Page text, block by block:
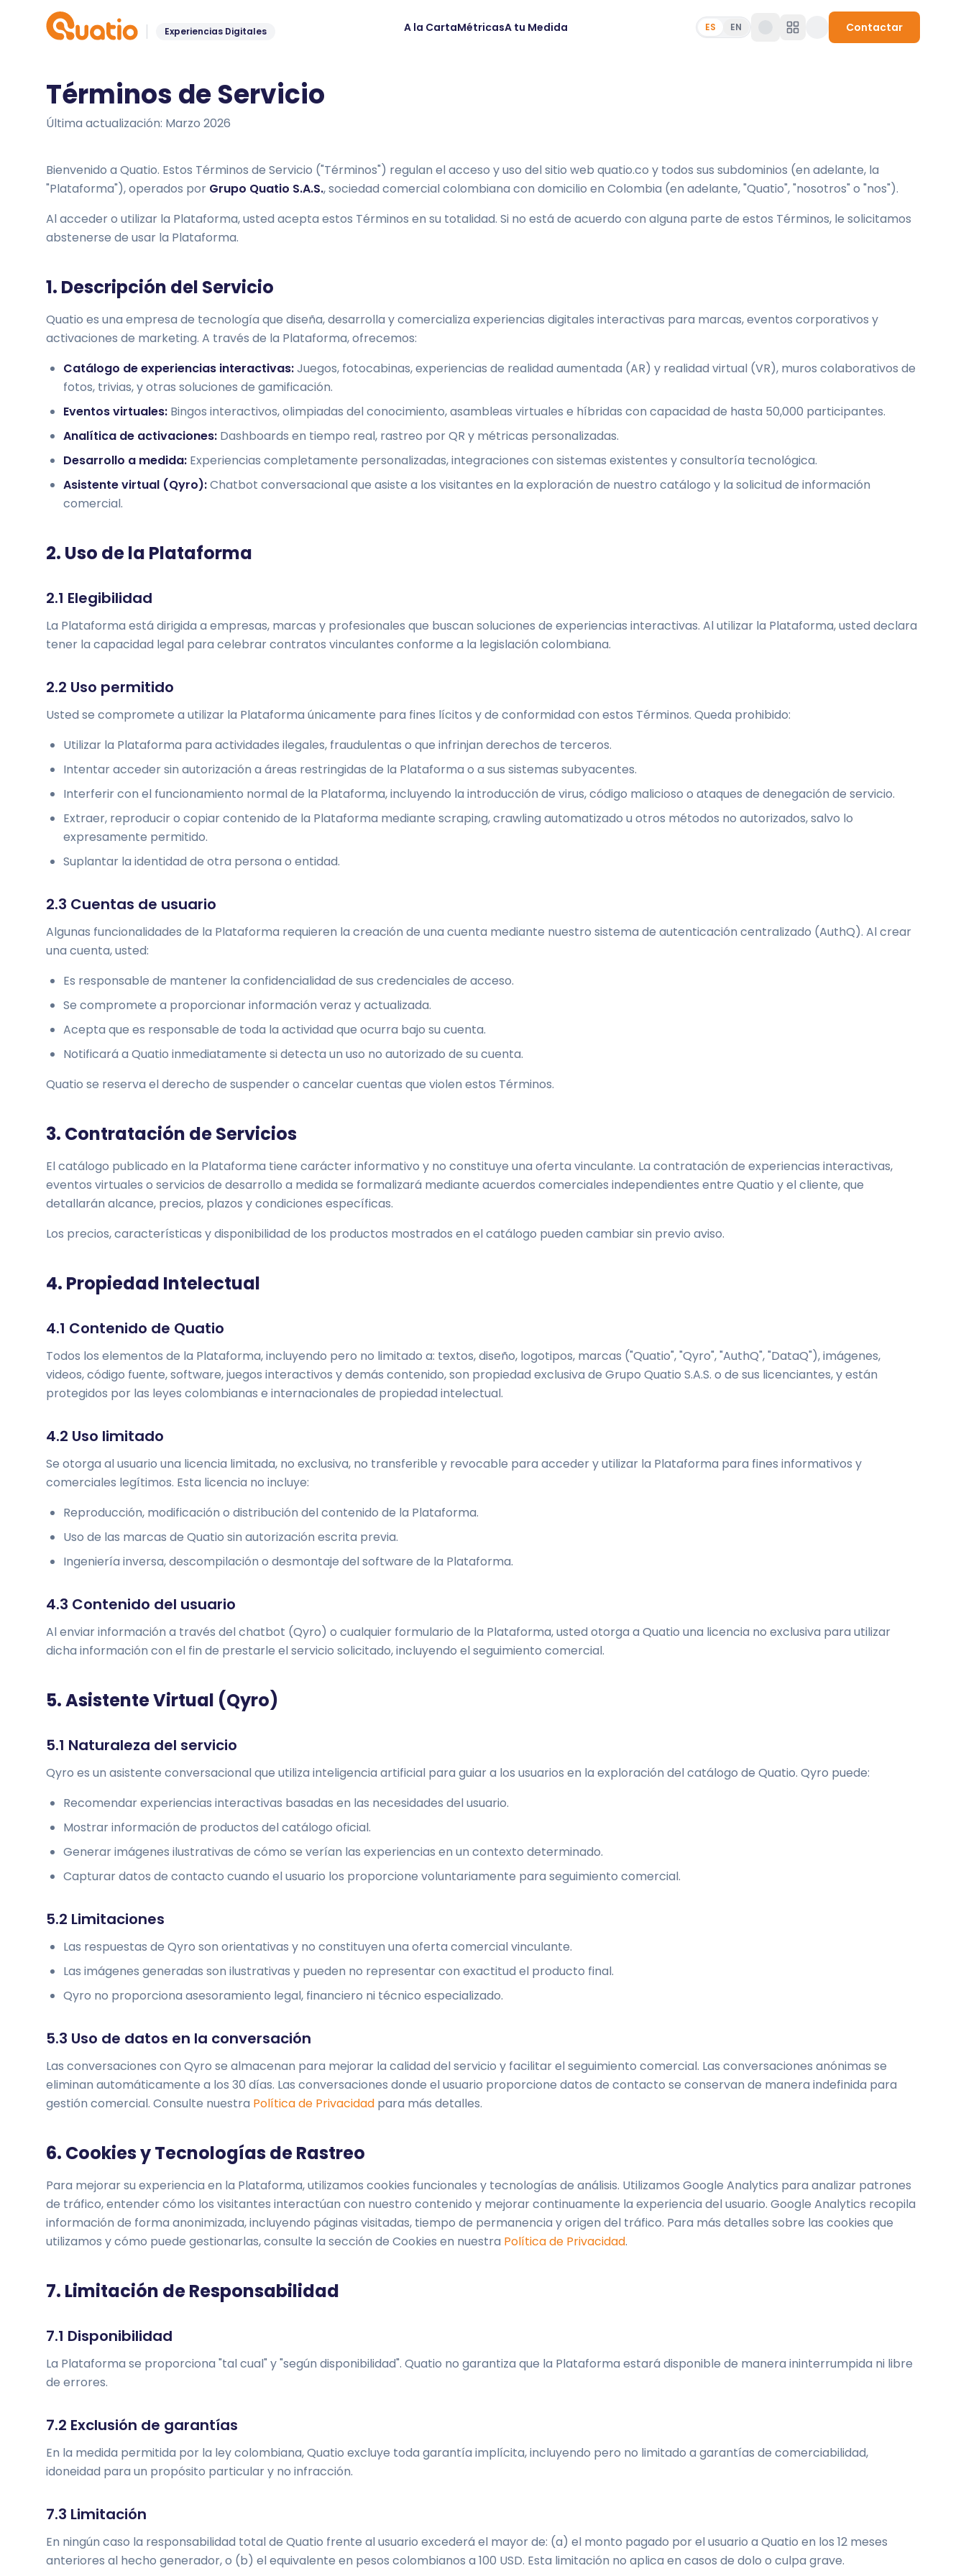
Experiencias Digitales A la CartaMétricasA tu Medida ES EN Contactar
Términos de Servicio
Última actualización: Marzo 2026
Bienvenido a Quatio. Estos Términos de Servicio ("Términos") regulan el acceso y uso del sitio web quatio.co y todos sus subdominios (en adelante, la
"Plataforma"), operados por Grupo Quatio S.A.S., sociedad comercial colombiana con domicilio en Colombia (en adelante, "Quatio", "nosotros" o "nos").
Al acceder o utilizar la Plataforma, usted acepta estos Términos en su totalidad. Si no está de acuerdo con alguna parte de estos Términos, le solicitamos
abstenerse de usar la Plataforma.
1. Descripción del Servicio
Quatio es una empresa de tecnología que diseña, desarrolla y comercializa experiencias digitales interactivas para marcas, eventos corporativos y
activaciones de marketing. A través de la Plataforma, ofrecemos:
Catálogo de experiencias interactivas:Juegos, fotocabinas, experiencias de realidad aumentada (AR) y realidad virtual (VR), muros colaborativos de
fotos, trivias, y otras soluciones de gamificación.
Eventos virtuales: Bingos interactivos, olimpiadas del conocimiento, asambleas virtuales e híbridas con capacidad de hasta 50,000 participantes.
Analítica de activaciones: Dashboards en tiempo real, rastreo por QR y métricas personalizadas.
Desarrollo a medida: Experiencias completamente personalizadas, integraciones con sistemas existentes y consultoría tecnológica.
Asistente virtual (Qyro):Chatbot conversacional que asiste a los visitantes en la exploración de nuestro catálogo y la solicitud de información
comercial.
2. Uso de la Plataforma
2.1 Elegibilidad
La Plataforma está dirigida a empresas, marcas y profesionales que buscan soluciones de experiencias interactivas. Al utilizar la Plataforma, usted declara
tener la capacidad legal para celebrar contratos vinculantes conforme a la legislación colombiana.
2.2 Uso permitido
Usted se compromete a utilizar la Plataforma únicamente para fines lícitos y de conformidad con estos Términos. Queda prohibido:
Utilizar la Plataforma para actividades ilegales, fraudulentas o que infrinjan derechos de terceros.
Intentar acceder sin autorización a áreas restringidas de la Plataforma o a sus sistemas subyacentes.
Interferir con el funcionamiento normal de la Plataforma, incluyendo la introducción de virus, código malicioso o ataques de denegación de servicio.
Extraer, reproducir o copiar contenido de la Plataforma mediante scraping, crawling automatizado u otros métodos no autorizados, salvo lo
expresamente permitido.
Suplantar la identidad de otra persona o entidad.
2.3 Cuentas de usuario
Algunas funcionalidades de la Plataforma requieren la creación de una cuenta mediante nuestro sistema de autenticación centralizado (AuthQ). Al crear
una cuenta, usted:
Es responsable de mantener la confidencialidad de sus credenciales de acceso.
Se compromete a proporcionar información veraz y actualizada.
Acepta que es responsable de toda la actividad que ocurra bajo su cuenta.
Notificará a Quatio inmediatamente si detecta un uso no autorizado de su cuenta.
Quatio se reserva el derecho de suspender o cancelar cuentas que violen estos Términos.
3. Contratación de Servicios
El catálogo publicado en la Plataforma tiene carácter informativo y no constituye una oferta vinculante. La contratación de experiencias interactivas,
eventos virtuales o servicios de desarrollo a medida se formalizará mediante acuerdos comerciales independientes entre Quatio y el cliente, que
detallarán alcance, precios, plazos y condiciones específicas.
Los precios, características y disponibilidad de los productos mostrados en el catálogo pueden cambiar sin previo aviso.
4. Propiedad Intelectual
4.1 Contenido de Quatio
Todos los elementos de la Plataforma, incluyendo pero no limitado a: textos, diseño, logotipos, marcas ("Quatio", "Qyro", "AuthQ", "DataQ"), imágenes,
videos, código fuente, software, juegos interactivos y demás contenido, son propiedad exclusiva de Grupo Quatio S.A.S. o de sus licenciantes, y están
protegidos por las leyes colombianas e internacionales de propiedad intelectual.
4.2 Uso limitado
Se otorga al usuario una licencia limitada, no exclusiva, no transferible y revocable para acceder y utilizar la Plataforma para fines informativos y
comerciales legítimos. Esta licencia no incluye:
Reproducción, modificación o distribución del contenido de la Plataforma.
Uso de las marcas de Quatio sin autorización escrita previa.
Ingeniería inversa, descompilación o desmontaje del software de la Plataforma.
4.3 Contenido del usuario
Al enviar información a través del chatbot (Qyro) o cualquier formulario de la Plataforma, usted otorga a Quatio una licencia no exclusiva para utilizar
dicha información con el fin de prestarle el servicio solicitado, incluyendo el seguimiento comercial.
5. Asistente Virtual (Qyro)
5.1 Naturaleza del servicio
Qyro es un asistente conversacional que utiliza inteligencia artificial para guiar a los usuarios en la exploración del catálogo de Quatio. Qyro puede:
Recomendar experiencias interactivas basadas en las necesidades del usuario.
Mostrar información de productos del catálogo oficial.
Generar imágenes ilustrativas de cómo se verían las experiencias en un contexto determinado.
Capturar datos de contacto cuando el usuario los proporcione voluntariamente para seguimiento comercial.
5.2 Limitaciones
Las respuestas de Qyro son orientativas y no constituyen una oferta comercial vinculante.
Las imágenes generadas son ilustrativas y pueden no representar con exactitud el producto final.
Qyro no proporciona asesoramiento legal, financiero ni técnico especializado.
5.3 Uso de datos en la conversación
Las conversaciones con Qyro se almacenan para mejorar la calidad del servicio y facilitar el seguimiento comercial. Las conversaciones anónimas se
eliminan automáticamente a los 30 días. Las conversaciones donde el usuario proporcione datos de contacto se conservan de manera indefinida para
gestión comercial. Consulte nuestra Política de Privacidad para más detalles.
6. Cookies y Tecnologías de Rastreo
Para mejorar su experiencia en la Plataforma, utilizamos cookies funcionales y tecnologías de análisis. Utilizamos Google Analytics para analizar patrones
de tráfico, entender cómo los visitantes interactúan con nuestro contenido y mejorar continuamente la experiencia del usuario. Google Analytics recopila
información de forma anonimizada, incluyendo páginas visitadas, tiempo de permanencia y origen del tráfico. Para más detalles sobre las cookies que
utilizamos y cómo puede gestionarlas, consulte la sección de Cookies en nuestra Política de Privacidad.
7. Limitación de Responsabilidad
7.1 Disponibilidad
La Plataforma se proporciona "tal cual" y "según disponibilidad". Quatio no garantiza que la Plataforma estará disponible de manera ininterrumpida ni libre
de errores.
7.2 Exclusión de garantías
En la medida permitida por la ley colombiana, Quatio excluye toda garantía implícita, incluyendo pero no limitado a garantías de comerciabilidad,
idoneidad para un propósito particular y no infracción.
7.3 Limitación
En ningún caso la responsabilidad total de Quatio frente al usuario excederá el mayor de: (a) el monto pagado por el usuario a Quatio en los 12 meses
anteriores al hecho generador, o (b) el equivalente en pesos colombianos a 100 USD. Esta limitación no aplica en casos de dolo o culpa grave.